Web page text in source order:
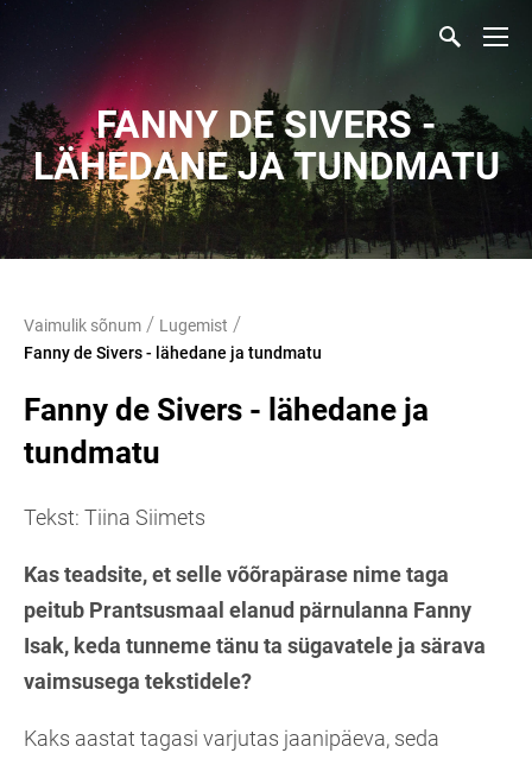
FANNY DE SIVERS -
LÄHEDANE JA TUNDMATU
Vaimulik sõnum / Lugemist /
Fanny de Sivers - lähedane ja tundmatu
Fanny de Sivers - lähedane ja
tundmatu
Tekst: Tiina Siimets
Kas teadsite, et selle võõrapärase nime taga
peitub Prantsusmaal elanud pärnulanna Fanny
Isak, keda tunneme tänu ta sügavatele ja särava
vaimsusega tekstidele?
Kaks aastat tagasi varjutas jaanipäeva, seda